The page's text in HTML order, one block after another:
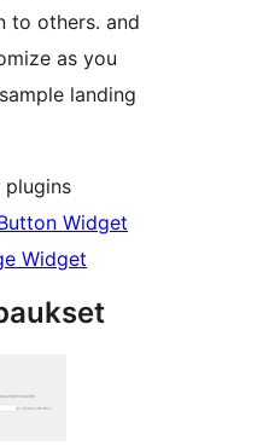
to others. and
as you
landing
plugins
Widget
Widget